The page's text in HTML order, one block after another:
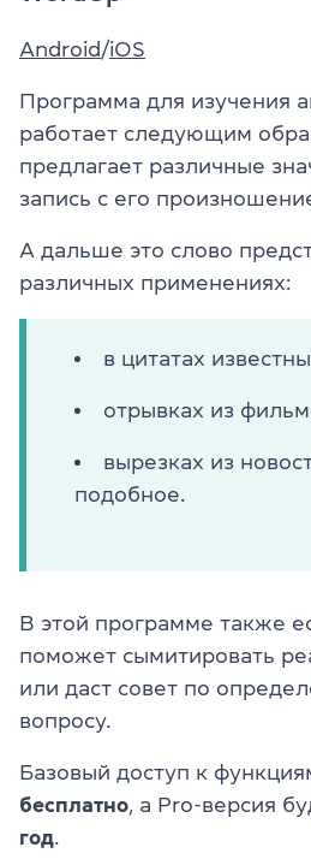
Android/iOS
Программа для изучения
работает следующим
предлагает различные
запись с его
А дальше это слово
различных применениях:
в цитатах
отрывках из
вырезках из
подобное.
В этой программе также
поможет сымитировать
или даст совет по
вопросу.
Базовый доступ к
бесплатно, а Pro-версия
год.